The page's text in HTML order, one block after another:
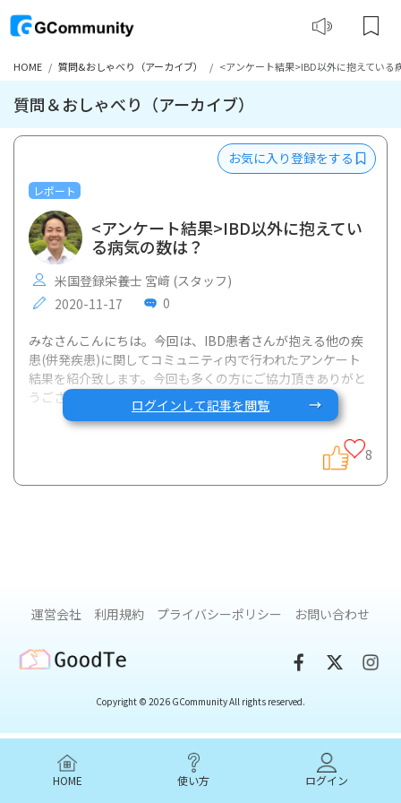
HOME 質問&おしゃべり（アーカイブ） <アンケート結果>IBD以外に抱えている
質問＆おしゃべり（アーカイブ）
レポート
お気に入り登録をする
<アンケート結果>IBD以外に抱えてい
る病気の数は？
米国登録栄養士 宮﨑 (スタッフ)
2020-11-17
0
みなさんこんにちは。今回は、IBD患者さんが抱える他の疾
患(併発疾患)に関してコミュニティ内で行われたアンケート
結果を紹介致します。今回も多くの方にご協力頂きありがと
うございましたm(_ _)m
<IBDの【他に】持病はいくつありますか？>(総回答数：44)
ログインして記事を閲覧
8
HOME 使い方 ログイン
運営会社 利用規約 プライバシーポリシー お問い合わせ
GoodTe
Copyright © 2026 GCommunity All rights reserved.